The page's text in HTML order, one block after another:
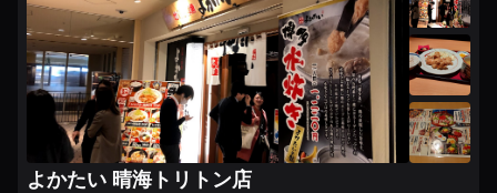
よかたい 晴海トリトン店